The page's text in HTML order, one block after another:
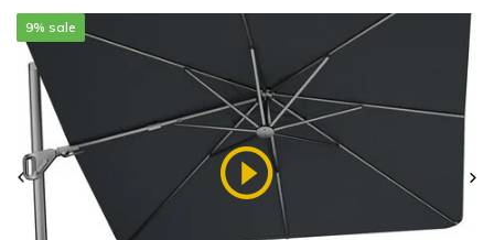
9% sale